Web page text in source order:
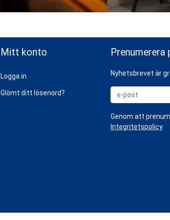
Mitt konto
Logga in
Glömt ditt lösenord?
Prenumerera
Nyhetsbrevet är
e-post
Genom att
Integritetspolicy.